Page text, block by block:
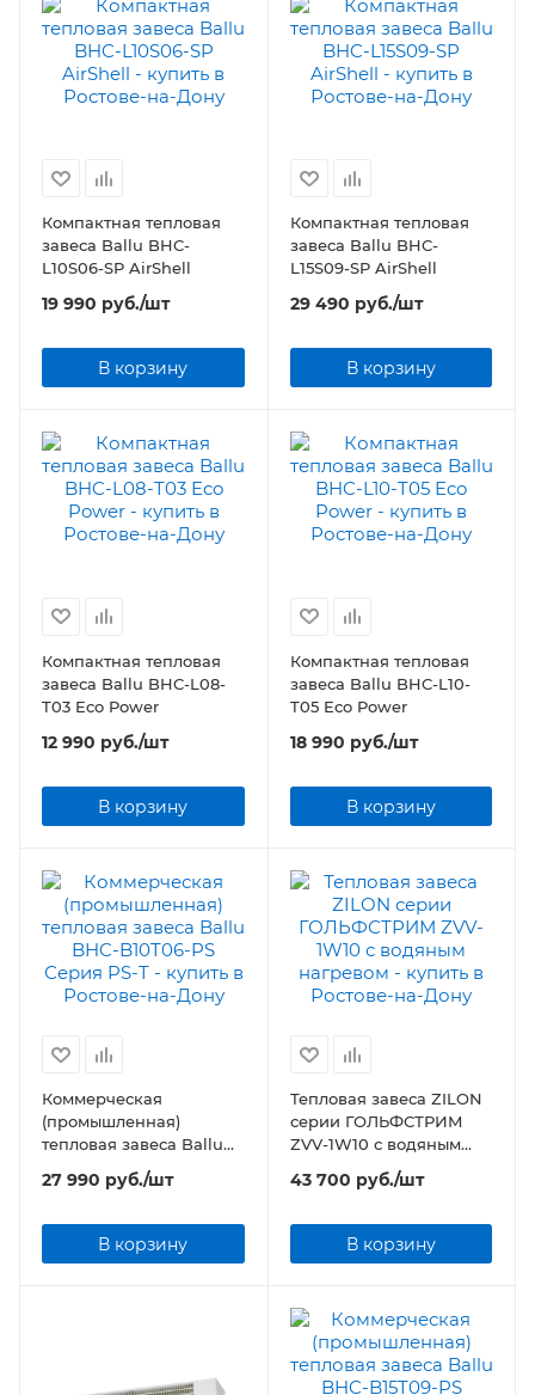
Компактная тепловая
завеса Ballu BHC-
L10S06-SP AirShell
19 990 руб./шт
В корзину
Компактная тепловая
завеса Ballu BHC-
L15S09-SP AirShell
29 490 руб./шт
В корзину
Компактная тепловая
завеса Ballu BHC-L08-
T03 Eco Power
12 990 руб./шт
В корзину
Компактная тепловая
завеса Ballu BHC-L10-
T05 Eco Power
18 990 руб./шт
В корзину
Коммерческая
(промышленная)
тепловая завеса Ballu
BHC-B10T06-PS Серия
PS-T
27 990 руб./шт
В корзину
Тепловая завеса ZILON
серии ГОЛЬФСТРИМ
ZVV-1W10 с водяным
43 700 руб./шт
В корзину